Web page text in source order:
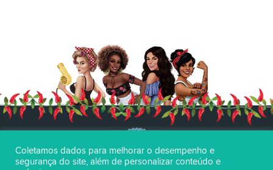
Coletamos dados para melhorar o desempenho e
segurança do site, além de personalizar conteúdo e